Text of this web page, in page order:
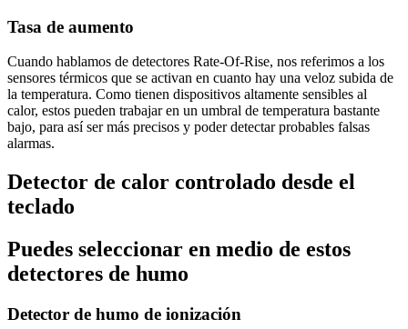
Tasa de aumento
Cuando hablamos de detectores Rate-Of-Rise, nos referimos a los
sensores térmicos que se activan en cuanto hay una veloz subida de
la temperatura. Como tienen dispositivos altamente sensibles al
calor, estos pueden trabajar en un umbral de temperatura bastante
bajo, para así ser más precisos y poder detectar probables falsas
alarmas.
Detector de calor controlado desde el
teclado
Puedes seleccionar en medio de estos
detectores de humo
Detector de humo de ionización